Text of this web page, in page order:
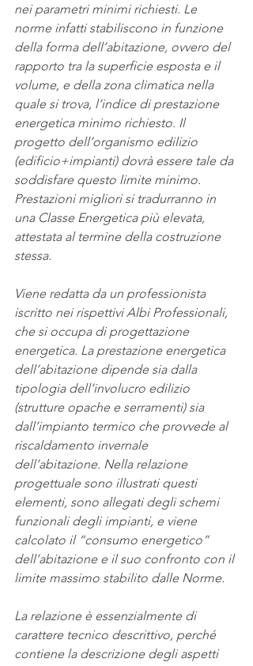
nei parametri minimi richiesti. Le
norme infatti stabiliscono in funzione
della forma dell’abitazione, ovvero del
rapporto tra la superficie esposta e il
volume, e della zona climatica nella
quale si trova, l’indice di prestazione
energetica minimo richiesto. Il
progetto dell’organismo edilizio
(edificio+impianti) dovrà essere tale da
soddisfare questo limite minimo.
Prestazioni migliori si tradurranno in
una Classe Energetica più elevata,
attestata al termine della costruzione
stessa.
Viene redatta da un professionista
iscritto nei rispettivi Albi Professionali,
che si occupa di progettazione
energetica. La prestazione energetica
dell’abitazione dipende sia dalla
tipologia dell’involucro edilizio
(strutture opache e serramenti) sia
dall’impianto termico che provvede al
riscaldamento invernale
dell’abitazione. Nella relazione
progettuale sono illustrati questi
elementi, sono allegati degli schemi
funzionali degli impianti, e viene
calcolato il “consumo energetico”
dell’abitazione e il suo confronto con il
limite massimo stabilito dalle Norme.
La relazione è essenzialmente di
carattere tecnico descrittivo, perché
contiene la descrizione degli aspetti